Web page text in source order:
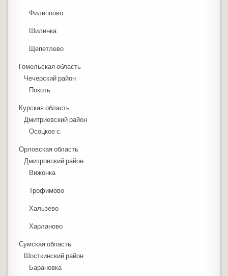
Филиппово
Шилинка
Щепетлево
Гомельская область
Чечерский район
Покоть
Курская область
Дмитриевский район
Осоцкое с.
Орловская область
Дмитровский район
Вижонка
Трофимово
Хальзево
Харланово
Сумская область
Шосткинский район
Барановка